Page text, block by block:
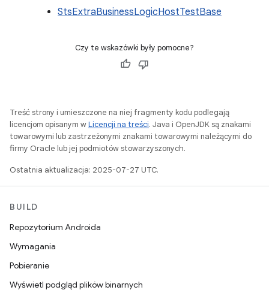
StsExtraBusinessLogicHostTestBase
Czy te wskazówki były pomocne?
Treść strony i umieszczone na niej fragmenty kodu podlegają
licencjom opisanym wLicencji na treści. Java i OpenJDK są znakami
towarowymi lub zastrzeżonymi znakami towarowymi należącymi do
firmy Oracle lub jej podmiotów stowarzyszonych.
Ostatnia aktualizacja: 2025-07-27 UTC.
BUILD
Repozytorium Androida
Wymagania
Pobieranie
Wyświetl podgląd plików binarnych